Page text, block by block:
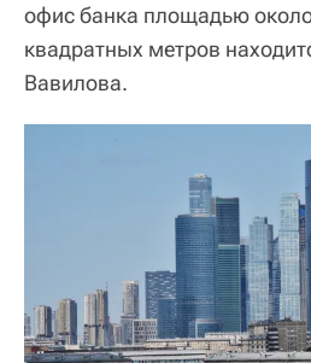
офис банка площадью
квадратных метров
Вавилова.